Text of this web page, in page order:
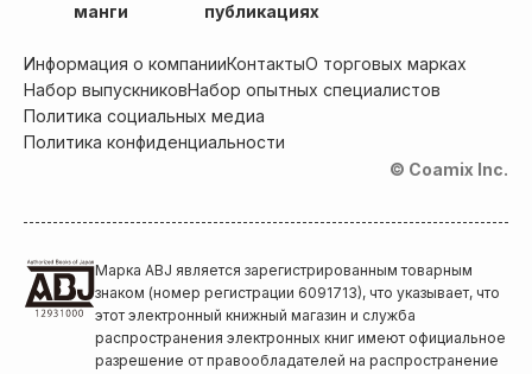
манги
публикациях
Информация о компанииКонтактыО торговых марках
Набор выпускниковНабор опытных специалистов
Политика социальных медиа
Политика конфиденциальности
© Coamix Inc.
Марка ABJ является зарегистрированным товарным
знаком (номер регистрации 6091713), что указывает, что
этот электронный книжный магазин и служба
распространения электронных книг имеют официальное
разрешение от правообладателей на распространение